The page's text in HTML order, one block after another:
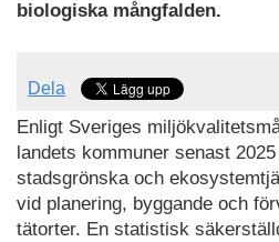
biologiska mångfalden.
Dela
Enligt Sveriges
landets kommuner senast
stadsgrönska och
vid planering, byggande och
tätorter. En statistisk